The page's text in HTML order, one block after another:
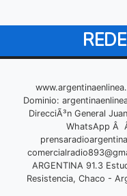
Dominio:
DirecciÃ³n General
WhatsApp Â
ARGENTINA 91.3
Resistencia, Chaco -